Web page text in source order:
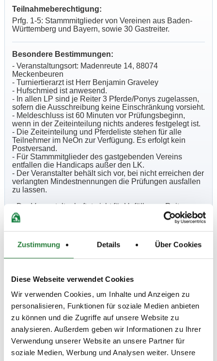
Zustimmung Details Über Cookies
Diese Webseite verwendet Cookies
Wir verwenden Cookies, um Inhalte und Anzeigen zu
personalisieren, Funktionen für soziale Medien anbieten
zu können und die Zugriffe auf unsere Website zu
analysieren. Außerdem geben wir Informationen zu Ihrer
Verwendung unserer Website an unsere Partner für
soziale Medien, Werbung und Analysen weiter. Unsere
Teilnahmeberechtigung:
Prfg. 1-5: Stammmitglieder von Vereinen aus Baden-
Württemberg und Bayern, sowie 30 Gastreiter.
Besondere Bestimmungen:
- Veranstaltungsort: Madenreute 14, 88074
Meckenbeuren
- Turniertierarzt ist Herr Benjamin Graveley
- Hufschmied ist anwesend.
- In allen LP sind je Reiter 3 Pferde/Ponys zugelassen,
sofern die Ausschreibung keine Einschränkung vorsieht.
- Meldeschluss ist 60 Minuten vor Prüfungsbeginn,
wenn in der Zeiteinteilung nichts anderes festgelegt ist.
- Die Zeiteinteilung und Pferdeliste stehen für alle
Teilnehmer im NeOn zur Verfügung. Es erfolgt kein
Postversand.
- Für Stammmitglieder des gastgebenden Vereins
entfallen die Handicaps außer den LK.
- Der Veranstalter behält sich vor, bei nicht erreichen der
verlangten Mindestnennungen die Prüfungen ausfallen
zu lassen.
- Der Veranstalter haftet nicht für Unfälle von Reitern,
Pferden oder Zuschauern, für Diebstahl sowie
Sachschäden, die aus Haltung eines Pferdes entstehen.
Die Teilnahme, der Besuch oder die Benutzung der
Einrichtungen geschieht auf eigene Gefahr. Alle
Besitzer und Teilnehmer sind persönlich haftbar für
Schäden gegenüber Dritten, die durch sie selbst, ihre
- Datenschutz: Foto und Filmaufnahmen bei Betreten
- Aus Sicherheitsgründen ist das Longieren auf dem
Abreiteplatz nicht erlaubt.
Beschaffenheit der Plätze:
Prüfungshalle: 23x60 m, Vorbereitungsplatz: Sand
85x45 m